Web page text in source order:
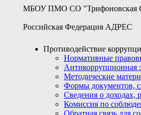
МБОУ ПМО СО
Российская Федерация АДРЕС
Противодействие
Нормативные
Антикоррупционная
Методические
Формы документов,
Сведения о доходах,
Комиссия по
Обратная связь для